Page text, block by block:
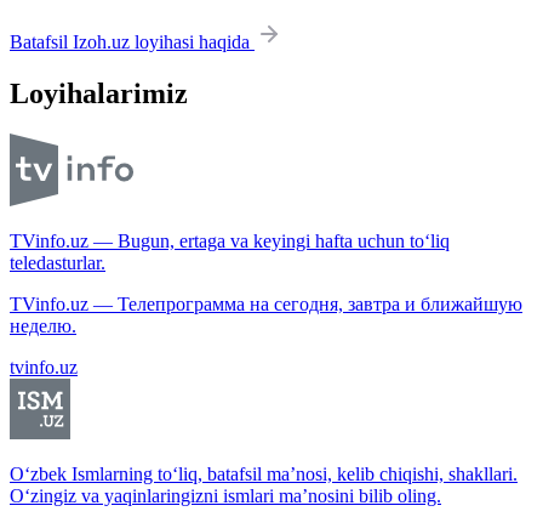
Batafsil Izoh.uz loyihasi haqida
Loyihalarimiz
TVinfo.uz — Bugun, ertaga va keyingi hafta uchun to‘liq
teledasturlar.
TVinfo.uz — Телепрограмма на сегодня, завтра и ближайшую
неделю.
tvinfo.uz
O‘zbek Ismlarning to‘liq, batafsil ma’nosi, kelib chiqishi, shakllari.
O‘zingiz va yaqinlaringizni ismlari ma’nosini bilib oling.